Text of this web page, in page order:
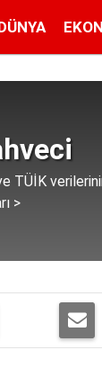
TÜİK
>